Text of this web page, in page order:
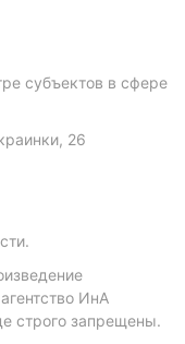
субъектов в сфере
26
ИнА
строго запрещены.